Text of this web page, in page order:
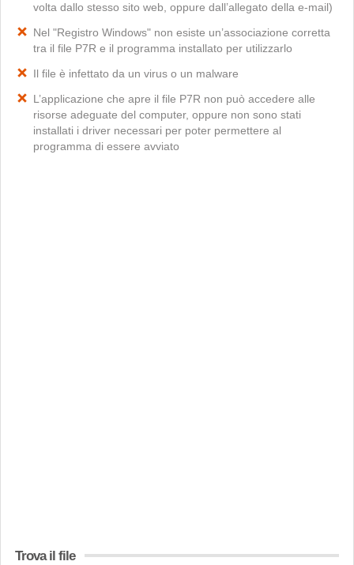
volta dallo stesso sito web, oppure dall’allegato della e-mail)
Nel "Registro Windows" non esiste un’associazione corretta
tra il file P7R e il programma installato per utilizzarlo
Il file è infettato da un virus o un malware
L’applicazione che apre il file P7R non può accedere alle
risorse adeguate del computer, oppure non sono stati
installati i driver necessari per poter permettere al
programma di essere avviato
Trova il file